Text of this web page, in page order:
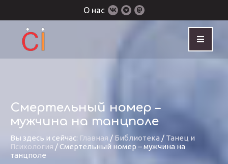
О нас
Смертельный номер –
мужчина на танцполе
Вы здесь и сейчас: Главная / Библиотека / Танец и
Психология / Смертельный номер – мужчина на
танцполе